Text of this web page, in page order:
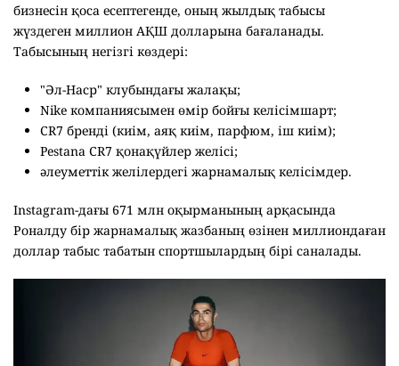
бизнесін қоса есептегенде, оның жылдық табысы
жүздеген миллион АҚШ долларына бағаланады.
Табысының негізгі көздері:
"Әл-Наср" клубындағы жалақы;
Nike компаниясымен өмір бойғы келісімшарт;
CR7 бренді (киім, аяқ киім, парфюм, іш киім);
Pestana CR7 қонақүйлер желісі;
әлеуметтік желілердегі жарнамалық келісімдер.
Instagram-дағы 671 млн оқырманының арқасында
Роналду бір жарнамалық жазбаның өзінен миллиондаған
доллар табыс табатын спортшылардың бірі саналады.